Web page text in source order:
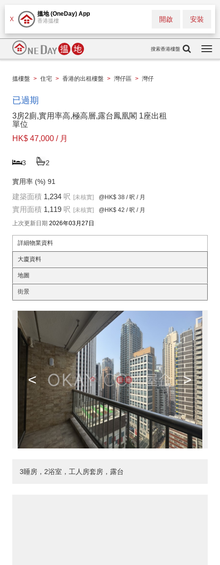
X
搵地 (OneDay) App
香港搵樓 安裝
開啟
搜索香港樓盤
搵樓盤 > 住宅 > 香港的出租樓盤 > 灣仔區 > 灣仔
已過期
3房2廁,實用率高,極高層,露台鳳凰閣 1座出租
單位
HK$ 47,000 / 月
3 2
實用率 (%) 91
建築面積 1,234 呎 [未核實] @HK$ 38 / 呎 / 月
實用面積 1,119 呎 [未核實] @HK$ 42 / 呎 / 月
上次更新日期 2026年03月27日
詳細物業資料
大廈資料
地圖
街景
< >
3睡房，2浴室，工人房套房，露台